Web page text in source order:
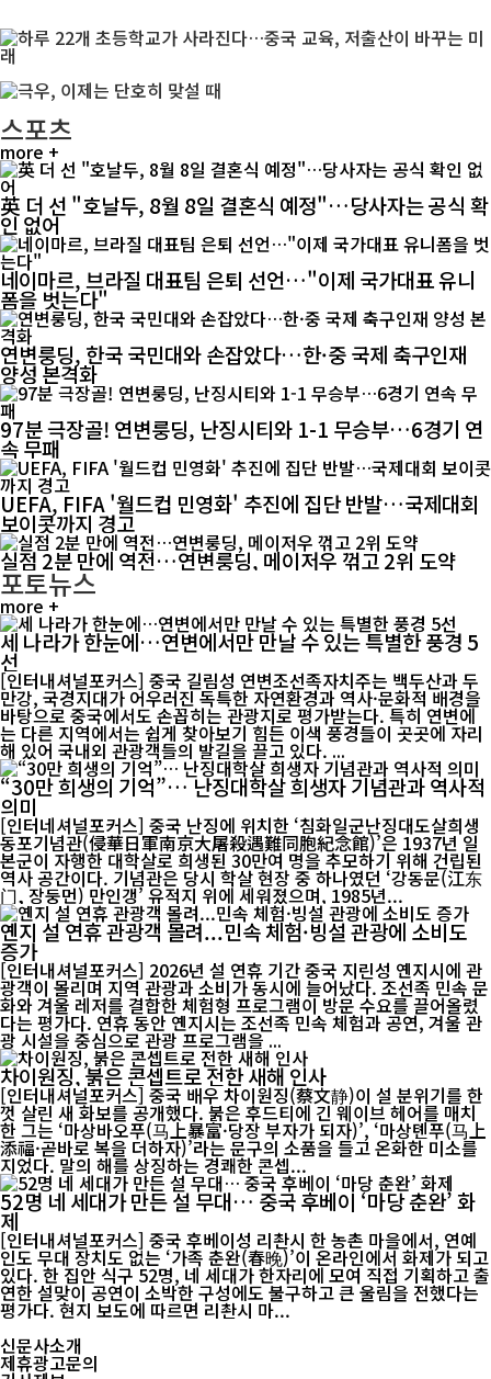
스포츠
more +
英 더 선 "호날두, 8월 8일 결혼식 예정"…당사자는 공식 확
인 없어
네이마르, 브라질 대표팀 은퇴 선언…"이제 국가대표 유니
폼을 벗는다"
연변룽딩, 한국 국민대와 손잡았다…한·중 국제 축구인재
양성 본격화
97분 극장골! 연변룽딩, 난징시티와 1-1 무승부…6경기 연
속 무패
UEFA, FIFA '월드컵 민영화' 추진에 집단 반발…국제대회
보이콧까지 경고
실점 2분 만에 역전…연변룽딩, 메이저우 꺾고 2위 도약
포토뉴스
more +
세 나라가 한눈에…연변에서만 만날 수 있는 특별한 풍경 5
선
[인터내셔널포커스] 중국 길림성 연변조선족자치주는 백두산과 두
만강, 국경지대가 어우러진 독특한 자연환경과 역사·문화적 배경을
바탕으로 중국에서도 손꼽히는 관광지로 평가받는다. 특히 연변에
는 다른 지역에서는 쉽게 찾아보기 힘든 이색 풍경들이 곳곳에 자리
해 있어 국내외 관광객들의 발길을 끌고 있다. ...
“30만 희생의 기억”… 난징대학살 희생자 기념관과 역사적
의미
[인터네셔널포커스] 중국 난징에 위치한 ‘침화일군난징대도살희생
동포기념관(侵華日軍南京大屠殺遇難同胞紀念館)’은 1937년 일
본군이 자행한 대학살로 희생된 30만여 명을 추모하기 위해 건립된
역사 공간이다. 기념관은 당시 학살 현장 중 하나였던 ‘강동문(江东
门, 장둥먼) 만인갱’ 유적지 위에 세워졌으며, 1985년...
옌지 설 연휴 관광객 몰려...민속 체험·빙설 관광에 소비도
증가
[인터내셔널포커스] 2026년 설 연휴 기간 중국 지린성 옌지시에 관
광객이 몰리며 지역 관광과 소비가 동시에 늘어났다. 조선족 민속 문
화와 겨울 레저를 결합한 체험형 프로그램이 방문 수요를 끌어올렸
다는 평가다. 연휴 동안 옌지시는 조선족 민속 체험과 공연, 겨울 관
광 시설을 중심으로 관광 프로그램을 ...
차이원징, 붉은 콘셉트로 전한 새해 인사
[인터내셔널포커스] 중국 배우 차이원징(蔡文静)이 설 분위기를 한
껏 살린 새 화보를 공개했다. 붉은 후드티에 긴 웨이브 헤어를 매치
한 그는 ‘마상바오푸(马上暴富·당장 부자가 되자)’, ‘마상톈푸(马上
添福·곧바로 복을 더하자)’라는 문구의 소품을 들고 온화한 미소를
지었다. 말의 해를 상징하는 경쾌한 콘셉...
52명 네 세대가 만든 설 무대… 중국 후베이 ‘마당 춘완’ 화
제
[인터내셔널포커스] 중국 후베이성 리촨시 한 농촌 마을에서, 연예
인도 무대 장치도 없는 ‘가족 춘완(春晚)’이 온라인에서 화제가 되고
있다. 한 집안 식구 52명, 네 세대가 한자리에 모여 직접 기획하고 출
연한 설맞이 공연이 소박한 구성에도 불구하고 큰 울림을 전했다는
평가다. 현지 보도에 따르면 리촨시 마...
신문사소개
제휴광고문의